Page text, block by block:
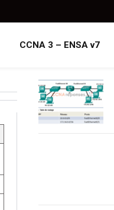
CCNA 3 – ENSA v7